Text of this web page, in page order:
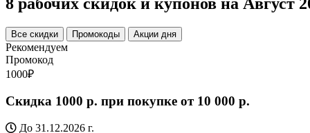
Все скидки Промокоды Акции дня
Рекомендуем
Промокод
1000₽
Cкидка 1000 р. при покупке от 10 000 р.
До 31.12.2026 г.